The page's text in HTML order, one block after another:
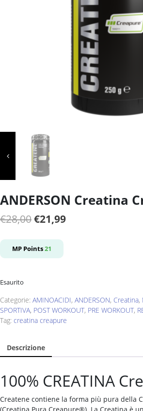
ANDERSON Creatina
€28,00Il
originale
€21,99Il
MP Points21
Esaurito
Categorie: AMINOACIDI, ANDERSON, Creatina,
SPORTIVA, POST WORKOUT, PRE WORKOUT,
Tag: creatina creapure
Descrizione
100% CREATINA
Createne contiene la forma più pura della